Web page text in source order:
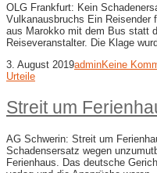
OLG Frankfurt: Kein
Vulkanausbruchs Ein Reisender
aus Marokko mit dem Bus statt
Reiseveranstalter. Die Klage
3. August 2019adminKeine
Urteile
Streit um
AG Schwerin: Streit um
Schadensersatz wegen
Ferienhaus. Das deutsche